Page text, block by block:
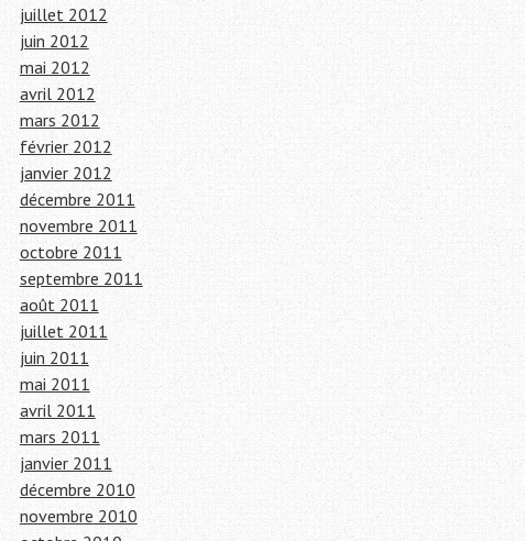
juillet 2012
juin 2012
mai 2012
avril 2012
mars 2012
février 2012
janvier 2012
décembre 2011
novembre 2011
octobre 2011
septembre 2011
août 2011
juillet 2011
juin 2011
mai 2011
avril 2011
mars 2011
janvier 2011
décembre 2010
novembre 2010